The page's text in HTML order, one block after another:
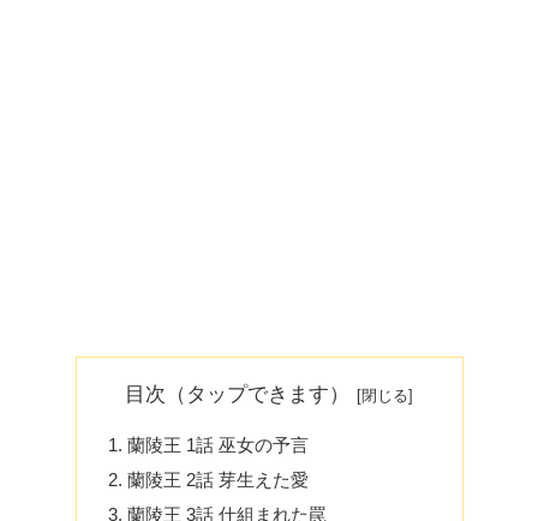
目次（タップできます）
蘭陵王 1話 巫女の予言
蘭陵王 2話 芽生えた愛
蘭陵王 3話 仕組まれた罠